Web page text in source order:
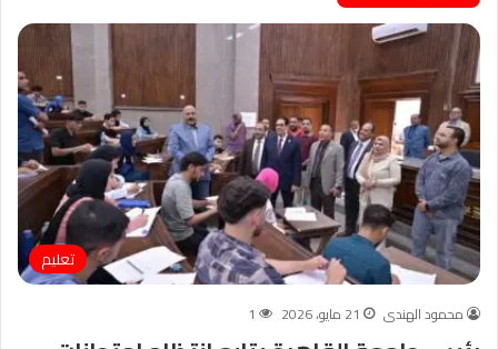
تعليم
محمود الهندى 21 مايو، 2026 1